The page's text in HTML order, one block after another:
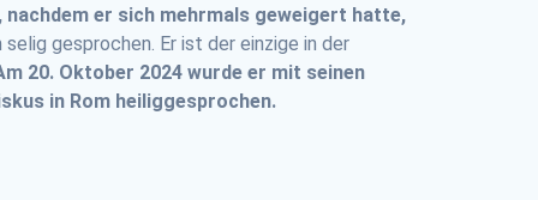
er sich mehrmals geweigert hatte,
gesprochen. Er ist der einzige in der
20. Oktober 2024 wurde er mit seinen
in Rom heiliggesprochen.